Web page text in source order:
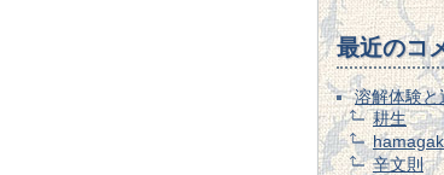
最近のコ
溶解体験と
耕生
辛文則